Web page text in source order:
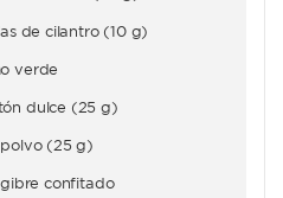
de cilantro (10 g)
verde
dulce (25 g)
(25 g)
confitado